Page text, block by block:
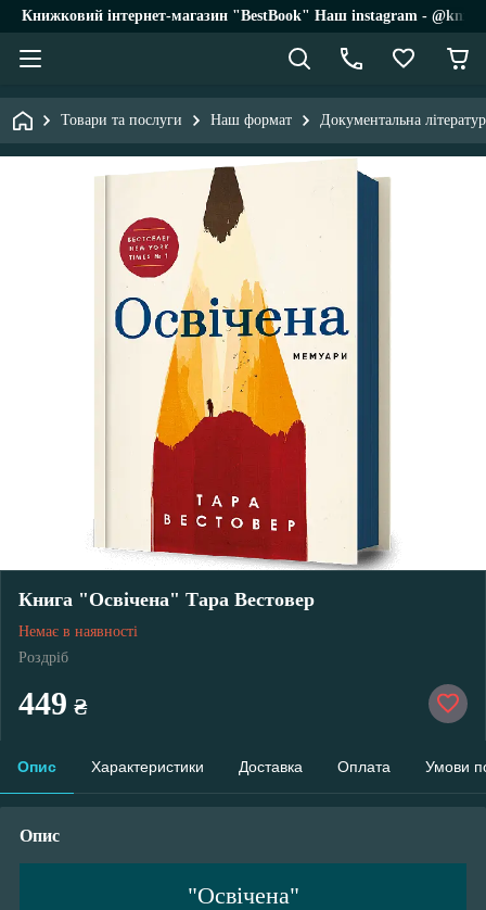
Книжковий інтернет-магазин "BestBook" Наш instagram -
Товари та послуги Наш формат Документальна
Книга "Освічена" Тара Вестовер
Немає в наявності
Роздріб
449 ₴
Опис Характеристики Доставка Оплата Умови
Опис
"Освічена"